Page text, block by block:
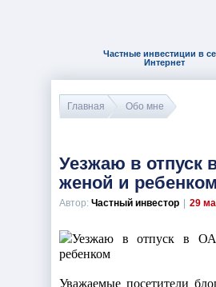
Частные инвестиции в
Интернет
Главная Обо мне
Уезжаю в отпуск
женой и ребенком
Автор: Частный инвестор 29
Уважаемые посетители